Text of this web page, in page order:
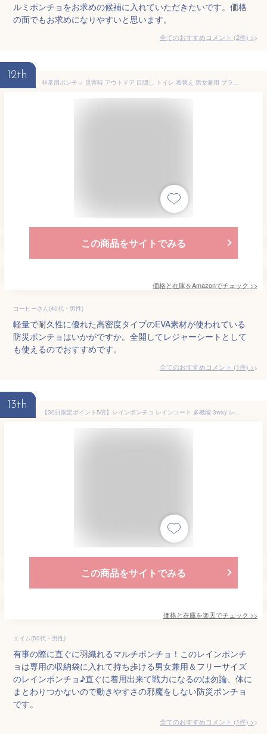
ルミポンチョをお求めの候補に入れていただきたいです。価格
の面でもお求めになりやすいと思います。
全てのおすすめコメント (2件) >
12th
非常用ポンチョ 災害時 アウトドア 目隠し トイレ 着替え 男女兼用 ブラック (2枚セット)
この商品をサイトでみる
価格と在庫をAmazonでチェック >>
コーヒーさん(40代・男性)
軽量で耐久性に優れた高密度タイプのEVA素材が使われている
防災ポンチョはいかがですか。全開してレジャーシートとして
も使えるのでおすすめです。
全てのおすすめコメント (1件) >
13th
【30日限定ポイント5倍】レインポンチョ レインコート 多機能 3way レジャーシート タープ 収納袋付き 男女兼用 フリーサイズ 通勤 通学 防災グッズ 【翌日配達送料無料】 雨対策 夏対策 秋爆売れ
この商品をサイトでみる
価格と在庫を楽天でチェック >>
エイム(50代・男性)
有事の際に直ぐに羽織れるマルチポンチョ！このレインポンチ
ョは専用の収納袋に入れて持ち歩ける男女兼用＆フリーサイズ
のレインポンチョ♪直ぐに着用出来て戦力になるのは勿論、体に
まとわりつかないので動きやすさの邪魔をしない防災ポンチョ
です。
全てのおすすめコメント (1件) >